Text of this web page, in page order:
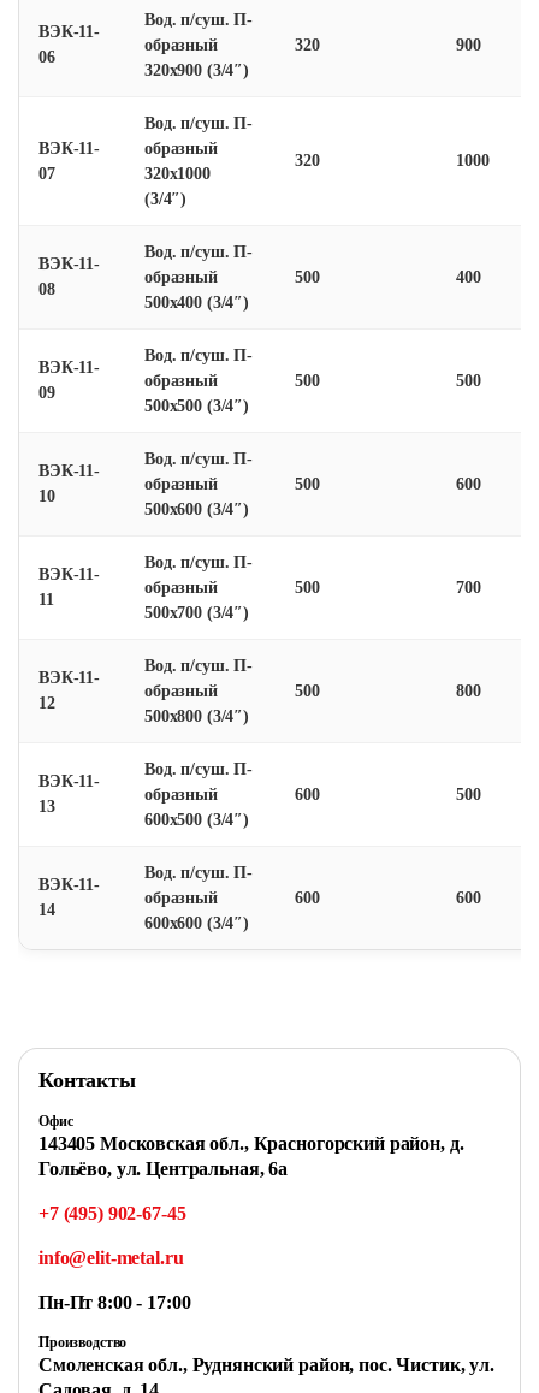
ВЭК-11-
06
Вод. п/суш. П-
образный
320х900 (3/4″)
320 900
ВЭК-11-
07
Вод. п/суш. П-
образный
320х1000
(3/4″)
320 1000
ВЭК-11-
08
Вод. п/суш. П-
образный
500х400 (3/4″)
500 400
ВЭК-11-
09
Вод. п/суш. П-
образный
500х500 (3/4″)
500 500
ВЭК-11-
10
Вод. п/суш. П-
образный
500х600 (3/4″)
500 600
ВЭК-11-
11
Вод. п/суш. П-
образный
500х700 (3/4″)
500 700
ВЭК-11-
12
Вод. п/суш. П-
образный
500х800 (3/4″)
500 800
ВЭК-11-
13
Вод. п/суш. П-
образный
600х500 (3/4″)
600 500
ВЭК-11-
14
Вод. п/суш. П-
образный
600х600 (3/4″)
600 600
Контакты
Офис
143405 Московская обл., Красногорский район, д.
Гольёво, ул. Центральная, 6a
+7 (495) 902-67-45
info@elit-metal.ru
Пн-Пт 8:00 - 17:00
Производство
Смоленская обл., Руднянский район, пос. Чистик, ул.